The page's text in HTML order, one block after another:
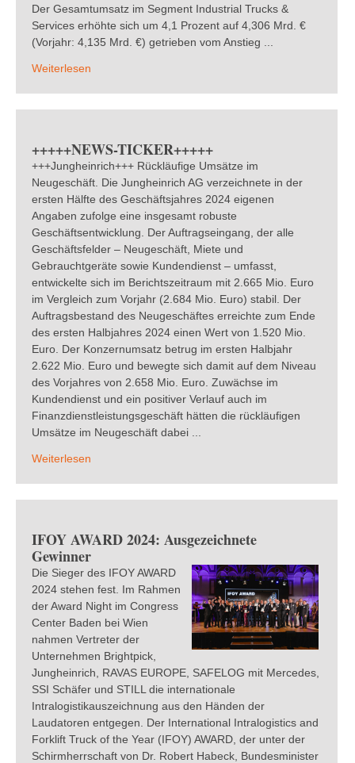
Der Gesamtumsatz im Segment Industrial Trucks &
Services erhöhte sich um 4,1 Prozent auf 4,306 Mrd. €
(Vorjahr: 4,135 Mrd. €) getrieben vom Anstieg ...
Weiterlesen
+++++NEWS-TICKER+++++
+++Jungheinrich+++ Rückläufige Umsätze im
Neugeschäft. Die Jungheinrich AG verzeichnete in der
ersten Hälfte des Geschäftsjahres 2024 eigenen
Angaben zufolge eine insgesamt robuste
Geschäftsentwicklung. Der Auftragseingang, der alle
Geschäftsfelder – Neugeschäft, Miete und
Gebrauchtgeräte sowie Kundendienst – umfasst,
entwickelte sich im Berichtszeitraum mit 2.665 Mio. Euro
im Vergleich zum Vorjahr (2.684 Mio. Euro) stabil. Der
Auftragsbestand des Neugeschäftes erreichte zum Ende
des ersten Halbjahres 2024 einen Wert von 1.520 Mio.
Euro. Der Konzernumsatz betrug im ersten Halbjahr
2.622 Mio. Euro und bewegte sich damit auf dem Niveau
des Vorjahres von 2.658 Mio. Euro. Zuwächse im
Kundendienst und ein positiver Verlauf auch im
Finanzdienstleistungsgeschäft hätten die rückläufigen
Umsätze im Neugeschäft dabei ...
Weiterlesen
IFOY AWARD 2024: Ausgezeichnete
Gewinner
Die Sieger des IFOY AWARD
2024 stehen fest. Im Rahmen
der Award Night im Congress
Center Baden bei Wien
nahmen Vertreter der
Unternehmen Brightpick,
Jungheinrich, RAVAS EUROPE, SAFELOG mit Mercedes,
SSI Schäfer und STILL die internationale
Intralogistikauszeichnung aus den Händen der
Laudatoren entgegen. Der International Intralogistics and
Forklift Truck of the Year (IFOY) AWARD, der unter der
Schirmherrschaft von Dr. Robert Habeck, Bundesminister